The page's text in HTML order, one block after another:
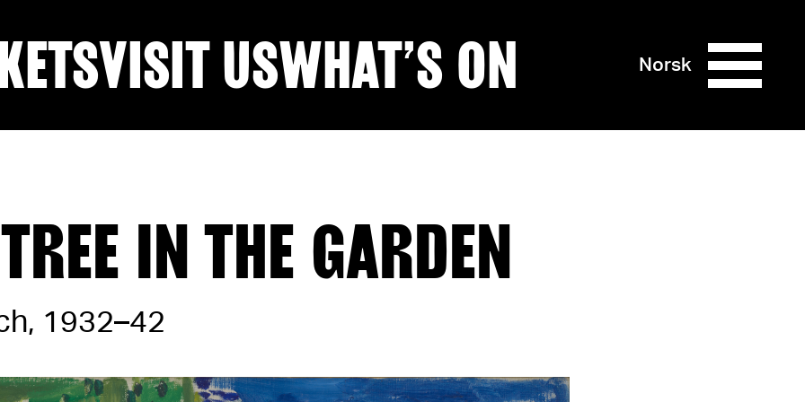
VISIT USWHAT’S ON Norsk
IN THE GARDEN
1932–42